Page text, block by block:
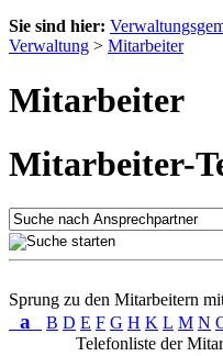
Sie sind hier:
Verwaltung > Mitarbeiter
Mitarbeiter
Mitarbeiter-
Sprung zu den Mitarbeitern
a B D E F G H K L M N
Telefonliste der